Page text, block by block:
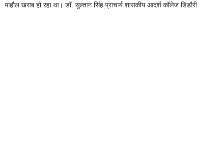
माहौल खराब हो रहा था। डॉ. सुल्तान सिंह प्राचार्य शासकीय आदर्श कॉलेज डिंडौरी